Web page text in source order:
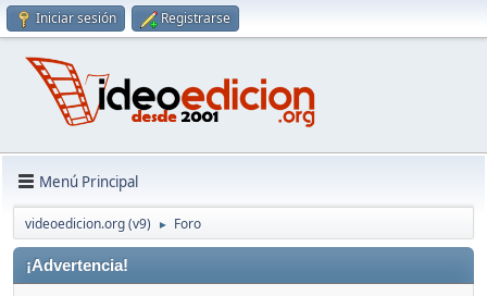
Iniciar sesión Registrarse
Menú Principal
videoedicion.org (v9) ► Foro
¡Advertencia!